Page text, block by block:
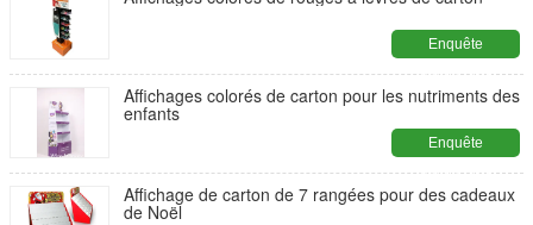
Enquête
maintenant
Affichages colorés de carton pour les nutriments des
enfants
Enquête
maintenant
Affichage de carton de 7 rangées pour des cadeaux
de Noël